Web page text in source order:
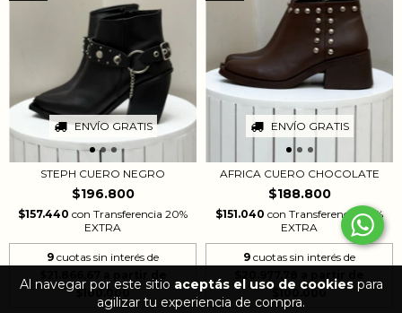
Al navegar por este sitio aceptás el uso de cookiespara
agilizar tu experiencia de compra.
ENVÍO GRATIS
STEPH CUERO NEGRO
$196.800
$157.440 con Transferencia 20%
EXTRA
9 cuotas sin interés de
ENVÍO GRATIS
AFRICA CUERO CHOCOLATE
$188.800
$151.040 con Transferencia 20%
EXTRA
9 cuotas sin interés de